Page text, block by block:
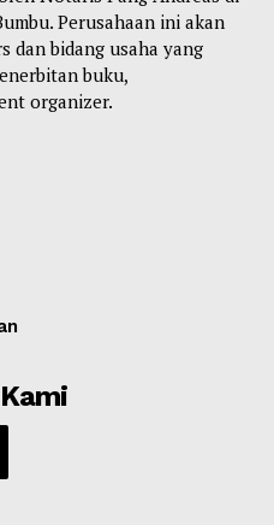
Perusahaan ini akan
dan bidang usaha yang
buku,
organizer.